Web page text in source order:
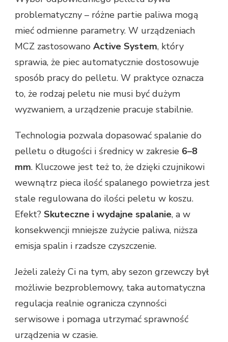
problematyczny – różne partie paliwa mogą
mieć odmienne parametry. W urządzeniach
MCZ zastosowano Active System, który
sprawia, że piec automatycznie dostosowuje
sposób pracy do pelletu. W praktyce oznacza
to, że rodzaj peletu nie musi być dużym
wyzwaniem, a urządzenie pracuje stabilnie.
Technologia pozwala dopasować spalanie do
pelletu o długości i średnicy w zakresie 6–8
mm. Kluczowe jest też to, że dzięki czujnikowi
wewnątrz pieca ilość spalanego powietrza jest
stale regulowana do ilości peletu w koszu.
Efekt? Skuteczne i wydajne spalanie, a w
konsekwencji mniejsze zużycie paliwa, niższa
emisja spalin i rzadsze czyszczenie.
Jeżeli zależy Ci na tym, aby sezon grzewczy był
możliwie bezproblemowy, taka automatyczna
regulacja realnie ogranicza czynności
serwisowe i pomaga utrzymać sprawność
urządzenia w czasie.